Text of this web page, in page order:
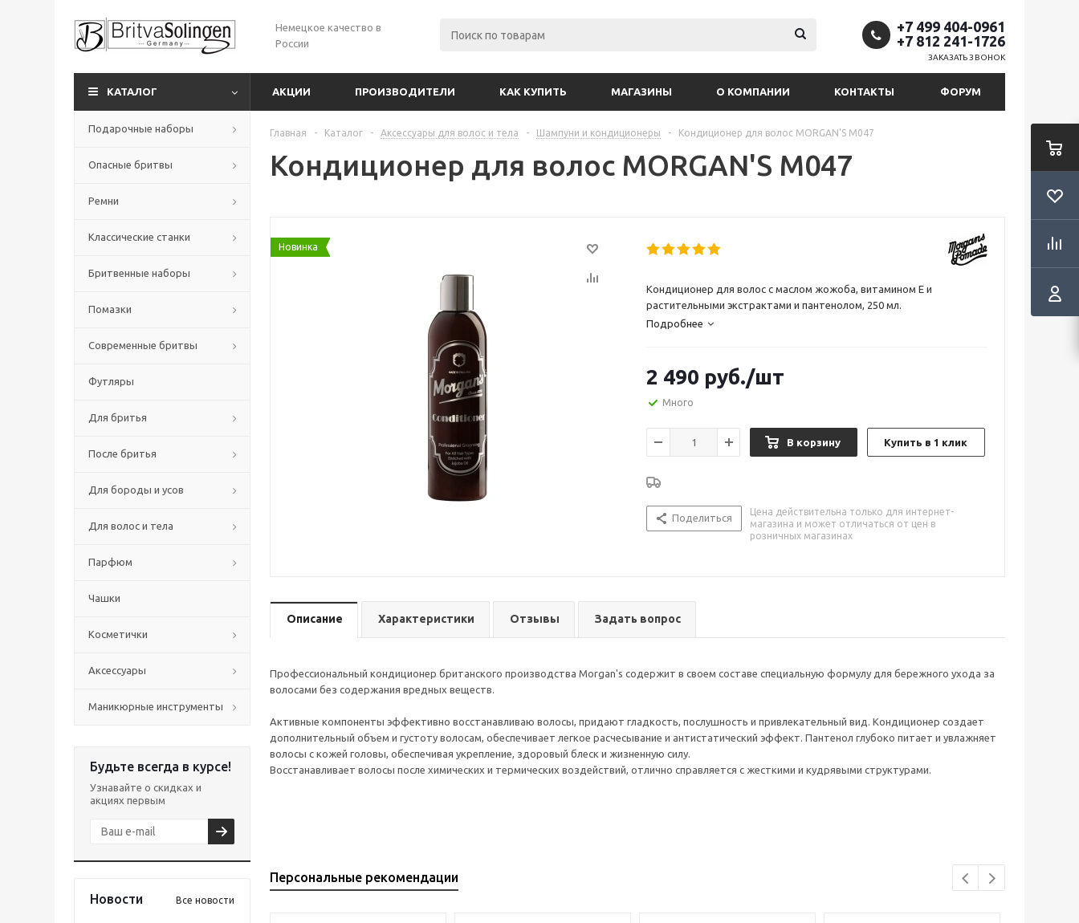
Немецкое качество в
России
+7 499 404-0961
+7 812 241-1726
ЗАКАЗАТЬ ЗВОНОК
КАТАЛОГ АКЦИИ ПРОИЗВОДИТЕЛИ КАК КУПИТЬ МАГАЗИНЫ О КОМПАНИИ КОНТАКТЫ ФОРУМ
Подарочные наборы
Опасные бритвы
Ремни
Классические станки
Бритвенные наборы
Помазки
Современные бритвы
Футляры
Для бритья
После бритья
Для бороды и усов
Для волос и тела
Парфюм
Чашки
Косметички
Аксессуары
Маникюрные инструменты
Будьте всегда в курсе!
Узнавайте о скидках и
акциях первым
Новости Все новости
Главная - Каталог - Аксессуары для волос и тела - Шампуни и кондиционеры - Кондиционер для волос MORGAN'S M047
Кондиционер для волос MORGAN'S M047
Новинка
Кондиционер для волос с маслом жожоба, витамином Е и
растительными экстрактами и пантенолом, 250 мл.
Подробнее
2 490 руб./шт
Много
В корзину Купить в 1 клик
Поделиться
Цена действительна только для интернет-
магазина и может отличаться от цен в
розничных магазинах
Описание Характеристики Отзывы Задать вопрос
Профессиональный кондиционер британского производства Morgan's содержит в своем составе специальную формулу для бережного ухода за
волосами без содержания вредных веществ.
Активные компоненты эффективно восстанавливаю волосы, придают гладкость, послушность и привлекательный вид. Кондиционер создает
дополнительный объем и густоту волосам, обеспечивает легкое расчесывание и антистатический эффект. Пантенол глубоко питает и увлажняет
волосы с кожей головы, обеспечивая укрепление, здоровый блеск и жизненную силу.
Восстанавливает волосы после химических и термических воздействий, отлично справляется с жесткими и кудрявыми структурами.
Персональные рекомендации